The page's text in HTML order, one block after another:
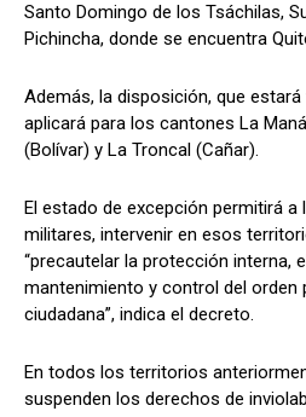
Santo Domingo de los Tsáchilas,
Pichincha, donde se encuentra
Además, la disposición, que
aplicará para los cantones La
(Bolívar) y La Troncal (Cañar).
El estado de excepción permitirá
militares, intervenir en esos
“precautelar la protección interna,
mantenimiento y control del orden
ciudadana”, indica el decreto.
En todos los territorios
suspenden los derechos de